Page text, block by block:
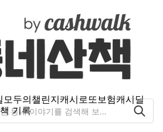
모두의챌린지캐시로또보험캐시딜
기록